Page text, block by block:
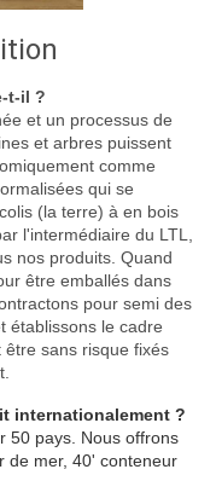
t-il ?
et un processus de
et arbres puissent
comme
qui se
(la terre) à en bois
l'intermédiaire du LTL,
nos produits. Quand
être emballés dans
pour semi des
établissons le cadre
sans risque fixés
internationalement ?
50 pays. Nous offrons
de mer, 40' conteneur